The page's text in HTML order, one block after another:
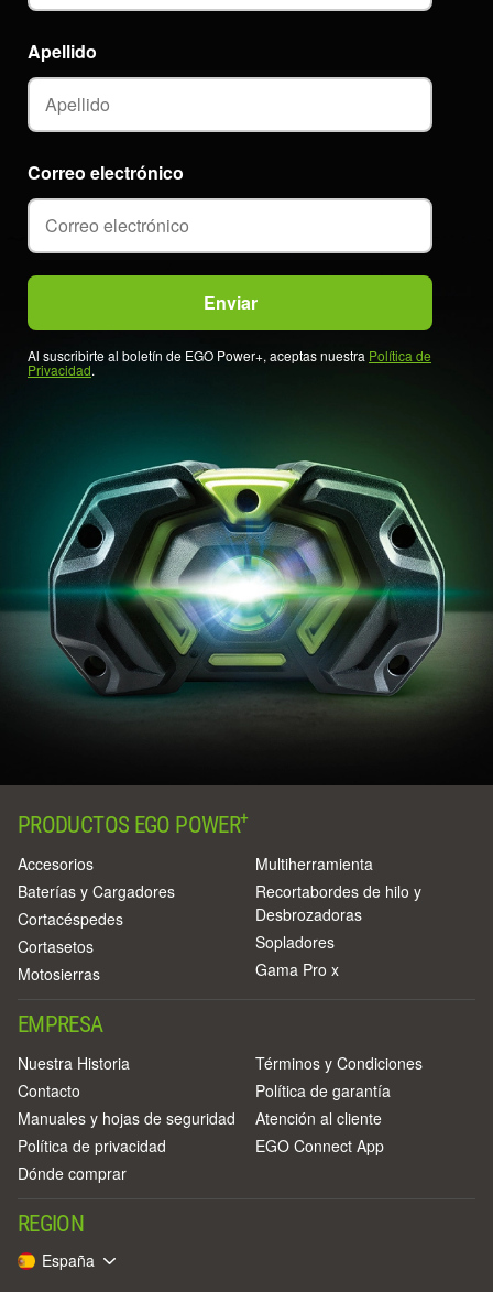
Correo electrónico
Apellido
Al suscribirte al boletín de EGO Power+, aceptas nuestra Política de
Privacidad.
PRODUCTOS EGO POWER+
Accesorios
Baterías y Cargadores
Cortacéspedes
Cortasetos
Motosierras
Multiherramienta
Recortabordes de hilo y
Desbrozadoras
Sopladores
Gama Pro x
EMPRESA
Nuestra Historia
Contacto
Manuales y hojas de seguridad
Política de privacidad
Dónde comprar
Términos y Condiciones
Política de garantía
Atención al cliente
EGO Connect App
REGION
España